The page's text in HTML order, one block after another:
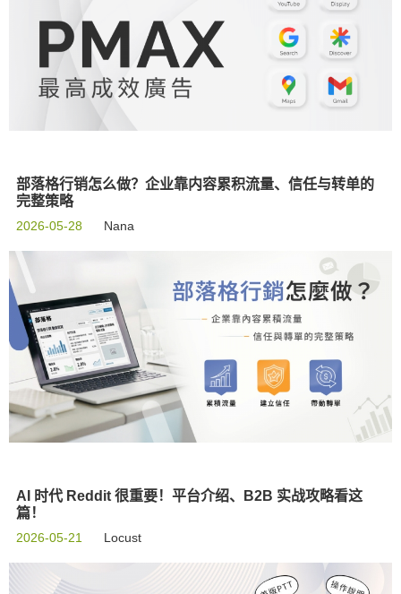
部落格行销怎么做？企业靠内容累积流量、信任与转单的
完整策略
2026-05-28 Nana
AI 时代 Reddit 很重要！平台介绍、B2B 实战攻略看这
篇！
2026-05-21 Locust